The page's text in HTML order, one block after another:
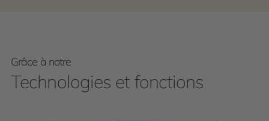
Grâce à notre
Technologies et fonctions